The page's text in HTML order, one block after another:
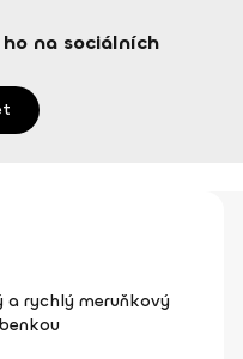
na sociálních
a rychlý meruňkový